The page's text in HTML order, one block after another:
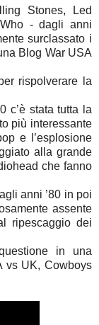
Stones, Led
- dagli anni
surclassato i
Blog War USA
rispolverare la
c’è stata tutta la
più interessante
e l’esplosione
alla grande
che fanno
anni ’80 in poi
assente
ripescaggio dei
in una
vs UK, Cowboys